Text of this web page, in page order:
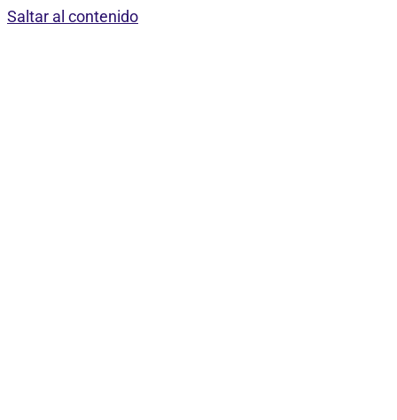
Saltar al contenido